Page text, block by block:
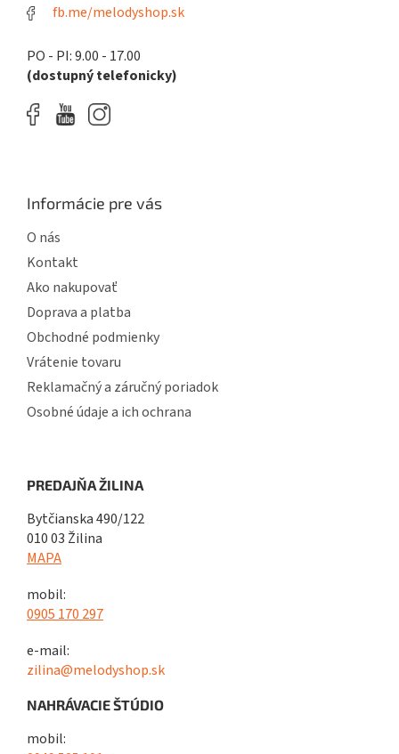
fb.me/melodyshop.sk
PO - PI: 9.00 - 17.00
(dostupný telefonicky)
Informácie pre vás
O nás
Kontakt
Ako nakupovať
Doprava a platba
Obchodné podmienky
Vrátenie tovaru
Reklamačný a záručný poriadok
Osobné údaje a ich ochrana
PREDAJŇA ŽILINA
Bytčianska 490/122
010 03 Žilina
MAPA
mobil:
0905 170 297
e-mail:
zilina@melodyshop.sk
NAHRÁVACIE ŠTÚDIO
mobil: